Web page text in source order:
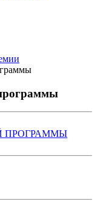
ПРОГРАММЫ